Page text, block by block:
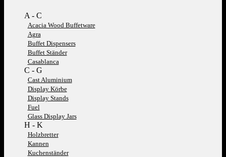
A - C
Acacia Wood Buffetware
Agra
Buffet Dispensers
Buffet Ständer
Casablanca
C - G
Cast Aluminium
Display Körbe
Display Stands
Fuel
Glass Display Jars
H - K
Holzbretter
Kannen
Kuchenständer